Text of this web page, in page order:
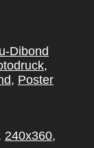
Dibond
,
, Poster
240x360,